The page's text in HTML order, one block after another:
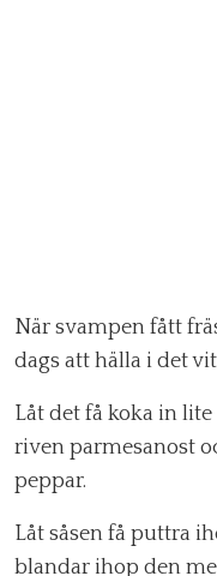
När svampen fått
dags att hälla i det
Låt det få koka in
riven parmesanost
peppar.
Låt såsen få puttra
blandar ihop den